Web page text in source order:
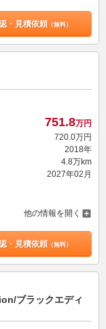
・見積依頼（無料）
751.8万円
720.0万円
2018年
4.8万km
2027年02月
他の情報を開く
・見積依頼（無料）
ブラックエディ